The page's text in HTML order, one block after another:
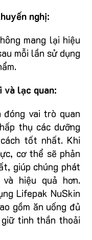
nghị:
mang lại hiệu
mỗi lần sử dụng
lạc quan:
đóng vai trò quan
thụ các dưỡng
tốt nhất. Khi
cơ thể sẽ phản
giúp chúng phát
hiệu quả hơn.
Lifepak NuSkin
gồm ăn uống đủ
tinh thần thoải